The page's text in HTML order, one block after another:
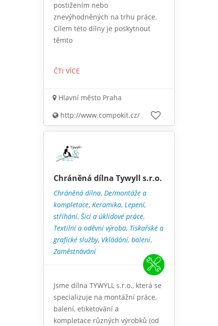
postižením nebo
znevýhodněných na trhu práce.
Cílem této dílny je poskytnout
těmto
ČTI VÍCE
Hlavní město Praha
http://www.compokit.cz/
Chráněná dílna Tywyll s.r.o.
Chráněná dílna, De/montáže a
kompletace, Keramika, Lepení,
stříhání, Šicí a úklidové práce,
Textilní a oděvní výroba, Tiskařské a
grafické služby, Vkládání, balení,
Zaměstnávání
Jsme dílna TYWYLL s.r.o., která se
specializuje na montážní práce,
balení, etiketování a
kompletace různých výrobků (od